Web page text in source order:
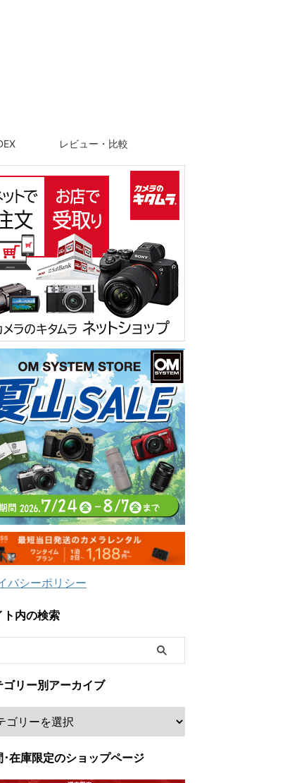
レビュー・比較
バシーポリシー
ト内の検索
ゴリー別アーカイブ
･在庫限定のショップページ